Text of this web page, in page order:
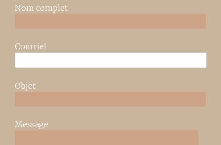
Nom complet
Courriel
Objet
Message